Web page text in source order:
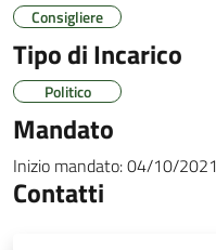
Consigliere
Tipo di Incarico
Politico
Mandato
Inizio mandato:04/10/2021
Contatti